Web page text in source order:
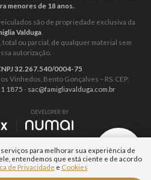
menores de 18 anos.
são de propriedade exclusiva da
Valduga
ou parcial, de qualquer material sem
autorização.
32.267.540/0004-75
Vinhedos, Bento Gonçalves – RS. CEP:
1875 - sac@famigliavalduga.com.br
DEVELOPER BY
para melhorar sua experiência de
entendemos que está ciente e de acordo
de Privacidade e Cookies